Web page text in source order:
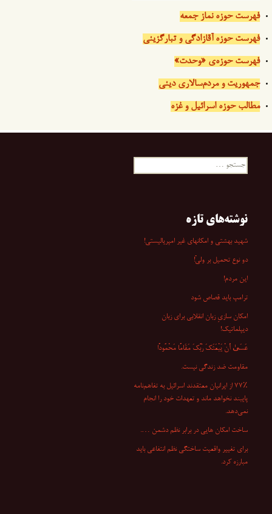
فهرست حوزه نماز جمعه
فهرست حوزه آقازادگی و تبارگزینی
فهرست حوزه‌ی «وحدت»
جمهوریت و مردم‌سالاری دینی
مطالب حوزه اسرائیل و غزه
جستجو
نوشته‌های تازه
شهید بهشتی و امکانهای غیر امپریالیستی!
دو نوع تحمیل بر ولیّ!
این مردم!
ترامپ باید قصاص شود
امکان سازیِ زبان انقلابی برای زبان
دیپلماتیک!
عَسَىٰ أَنْ یَبْعَثَکَ رَبُّکَ مَقَامًا مَحْمُودًا
مقاومت ضد زندگی نیست.
۷۷٪ از ایرانیان معتقدند اسرائیل به تفاهم‌نامه
پایبند نخواهد ماند و تعهدات خود را انجام
نمی‌دهد.
ساخت امکان هایی در برابر نظم دشمن ….
برای تغییر واقعیت ساختگی نظم انتفاعی باید
مبارزه کرد.